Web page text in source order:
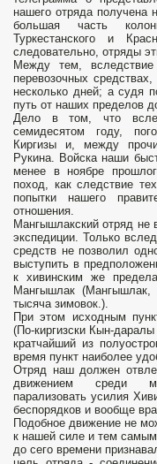
нашего отряда получена
большая часть
Туркестанского и
следовательно, отряды
Между тем,
перевозочных
несколько дней; а судя
путь от наших пределов
Дело в том, что
семидесятом году,
Киргизы и, между
Рукина. Войска наши
менее в ноябре
поход, как следствие
попытки нашего
отношения.
Мангышлакский отряд не
экспедиции. Только
средств не позволил
выступить в
к хивинским же
Мангышлак (Мангышлак,
тысяча зимовок.).
При этом исходным
(По-киргизски Кын-
кратчайший из
время пункт наиболее
Отряд наш должен
движением среди
парализовать усилия
беспорядков и вообще
Подобное движение не
к нашей силе и тем
до сего времени